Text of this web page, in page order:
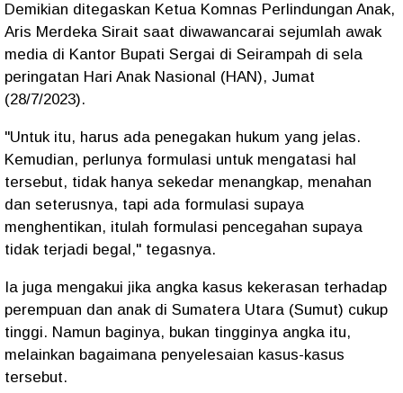
Demikian ditegaskan Ketua Komnas Perlindungan Anak,
Aris Merdeka Sirait saat diwawancarai sejumlah awak
media di Kantor Bupati Sergai di Seirampah di sela
peringatan Hari Anak Nasional (HAN), Jumat
(28/7/2023).
"Untuk itu, harus ada penegakan hukum yang jelas.
Kemudian, perlunya formulasi untuk mengatasi hal
tersebut, tidak hanya sekedar menangkap, menahan
dan seterusnya, tapi ada formulasi supaya
menghentikan, itulah formulasi pencegahan supaya
tidak terjadi begal," tegasnya.
Ia juga mengakui jika angka kasus kekerasan terhadap
perempuan dan anak di Sumatera Utara (Sumut) cukup
tinggi. Namun baginya, bukan tingginya angka itu,
melainkan bagaimana penyelesaian kasus-kasus
tersebut.